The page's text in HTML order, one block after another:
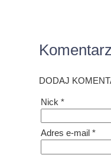
DODAJ
Nick *
Adres e-mail *